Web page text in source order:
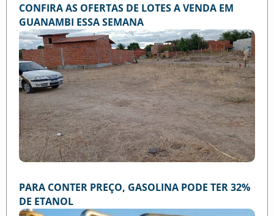
CONFIRA AS OFERTAS DE LOTES A VENDA EM
GUANAMBI ESSA SEMANA
PARA CONTER PREÇO, GASOLINA PODE TER 32%
DE ETANOL